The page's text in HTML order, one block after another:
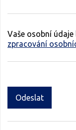
Vaše osobní
zpracování
Odeslat